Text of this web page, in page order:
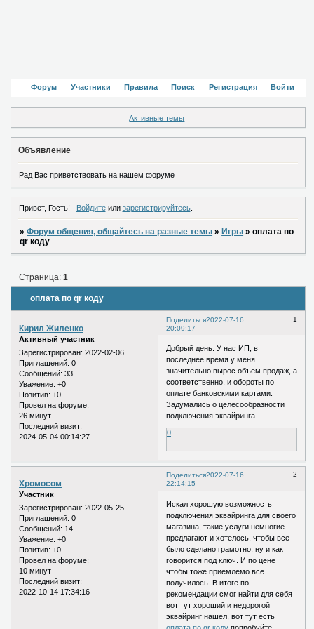
Форум Участники Правила Поиск Регистрация Войти
Активные темы
Объявление
Рад Вас приветствовать на нашем форуме
Привет, Гость! Войдитеили зарегистрируйтесь.
»Форум общения, общайтесь на разные темы »Игры »оплата по
qr коду
оплата по qr коду
Страница:1
Поделиться 1
2022-07-16
20:09:17
Кирил Жиленко
Активный участник
Зарегистрирован: 2022-02-06
Приглашений: 0
Сообщений: 33
Уважение: +0
Позитив: +0
Провел на форуме:
26 минут
Последний визит:
2024-05-04 00:14:27
Добрый день. У нас ИП, в
последнее время у меня
значительно вырос объем продаж, а
соответственно, и обороты по
оплате банковскими картами.
Задумались о целесообразности
подключения эквайринга.
0
Поделиться 2
2022-07-16
22:14:15
Хромосом
Участник
Зарегистрирован: 2022-05-25
Приглашений: 0
Сообщений: 14
Уважение: +0
Позитив: +0
Провел на форуме:
10 минут
Последний визит:
2022-10-14 17:34:16
Искал хорошую возможность
подключения эквайринга для своего
магазина, такие услуги немногие
предлагают и хотелось, чтобы все
было сделано грамотно, ну и как
говорится под ключ. И по цене
чтобы тоже приемлемо все
получилось. В итоге по
рекомендации смог найти для себя
вот тут хороший и недорогой
эквайринг нашел, вот тут есть
оплата по qr коду попробуйте.